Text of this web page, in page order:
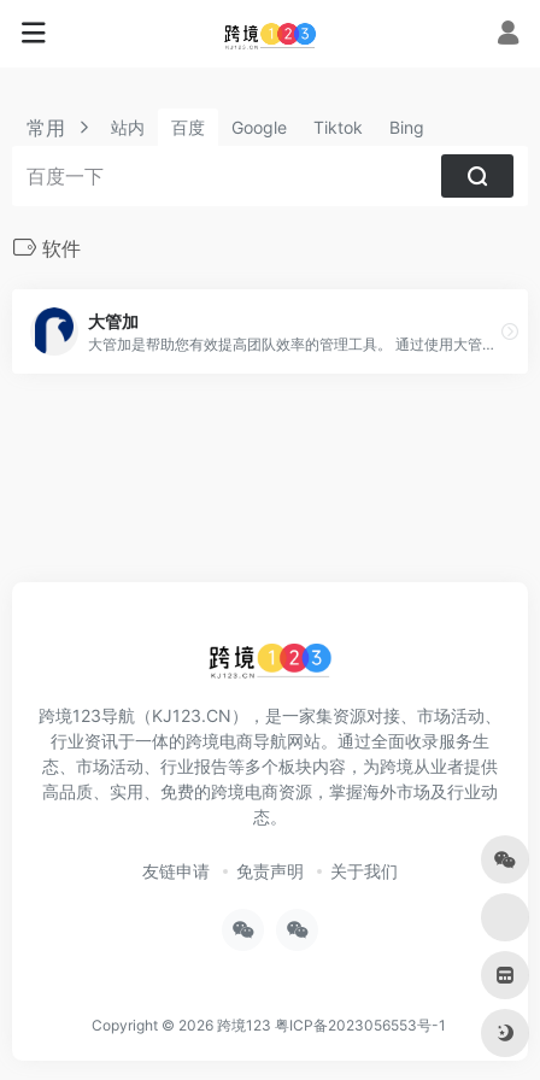
常用 站内 百度 Google Tiktok Bing
软件
大管加
大管加是帮助您有效提高团队效率的管理工具。 通过使用大管加，您可以从任务系统轻松查看团队成员的工作进度，从 CRM 系统及时了解销售人员的业务进展，而 绩效 系统更是让您可以轻而易举地评估员工每月的工作效果。 此外，大管加还提供审批、通知、考勤等多个功能模块，满足不同办公场景的多种需求。
跨境123导航（KJ123.CN），是一家集资源对接、市场活动、
行业资讯于一体的跨境电商导航网站。通过全面收录服务生
态、市场活动、行业报告等多个板块内容，为跨境从业者提供
高品质、实用、免费的跨境电商资源，掌握海外市场及行业动
态。
友链申请 免责声明 关于我们
Copyright © 2026 跨境123 粤ICP备2023056553号-1